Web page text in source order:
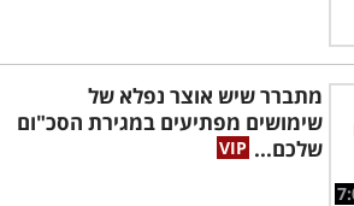
מתברר שיש אוצר נפלא של
שימושים מפתיעים במגירת הסכ"ום
שלכם...